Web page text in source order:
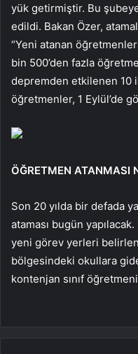
yük getirmiştir. Bu
edildi. Bakan Özer,
“Yeni atanan
bin 500’den fazla
depremden etkilenen 10
öğretmenler, 1 Eylül’de
ÖĞRETMEN ATANMASI
Son 20 yılda bir defada
ataması bugün
yeni görev yerleri
bölgesindeki okullara
kontenjan sınıf